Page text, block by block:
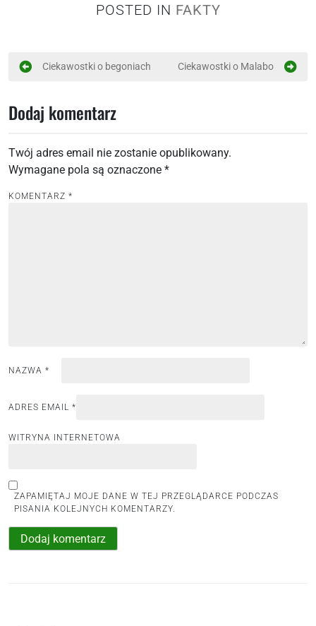
POSTED IN FAKTY
N
w
g
a
c
Ciekawostki o begoniach Ciekawostki o Malabo
Dodaj komentarz
Twój adres email nie zostanie opublikowany.
Wymagane pola są oznaczone *
KOMENTARZ *
NAZWA *
ADRES EMAIL *
WITRYNA INTERNETOWA
ZAPAMIĘTAJ MOJE DANE W TEJ PRZEGLĄDARCE PODCZAS
PISANIA KOLEJNYCH KOMENTARZY.